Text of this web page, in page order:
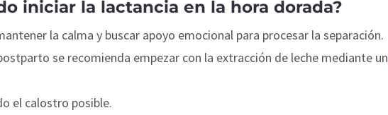
iniciar la lactancia en la hora dorada?
la calma y buscar apoyo emocional para procesar la separación.
se recomienda empezar con la extracción de leche mediante un
el calostro posible.